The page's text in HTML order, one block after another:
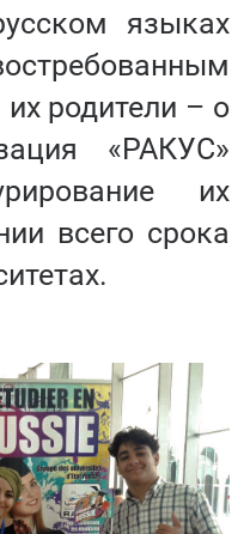
языках
родители – о
«РАКУС»
их
всего срока